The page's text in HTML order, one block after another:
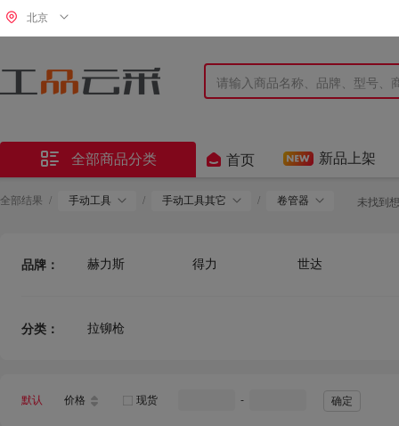
北京
 全部商品分类  首页 新品上架
全部结果 / 手动工具 / 手动工具其它 / 卷管器 未找到
品牌： 赫力斯 得力 世达
正泰
分类： 拉铆枪
默认 价格 现货 - 确定